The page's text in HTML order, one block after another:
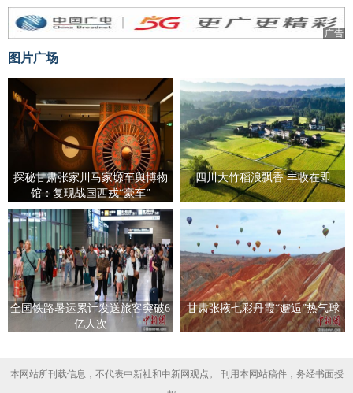
广告
图片广场
探秘甘肃张家川马家塬车舆博物
馆：复现战国西戎“豪车”
四川大竹稻浪飘香 丰收在即
全国铁路暑运累计发送旅客突破6
亿人次
甘肃张掖七彩丹霞“邂逅”热气球
本网站所刊载信息，不代表中新社和中新网观点。 刊用本网站稿件，务经书面授